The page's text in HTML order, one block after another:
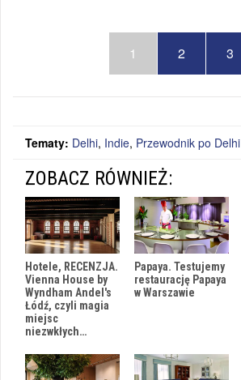
1 2 3
Tematy: Delhi, Indie, Przewodnik po Delhi
ZOBACZ RÓWNIEŻ:
Hotele, RECENZJA.
Vienna House by
Wyndham Andel's
Łódź, czyli magia
miejsc
niezwkłych…
Papaya. Testujemy
restaurację Papaya
w Warszawie